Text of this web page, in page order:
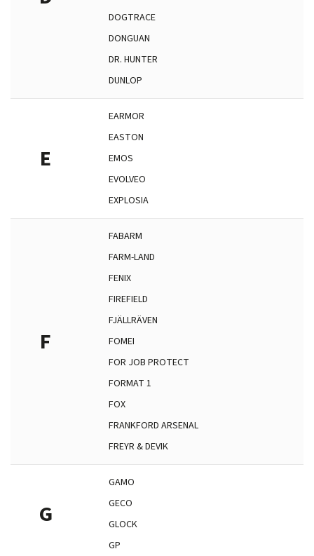
DOGTRACE
DONGUAN
DR. HUNTER
DUNLOP
E
EARMOR
EASTON
EMOS
EVOLVEO
EXPLOSIA
F
FABARM
FARM-LAND
FENIX
FIREFIELD
FJÄLLRÄVEN
FOMEI
FOR JOB PROTECT
FORMAT 1
FOX
FRANKFORD ARSENAL
FREYR & DEVIK
G
GAMO
GECO
GLOCK
GP